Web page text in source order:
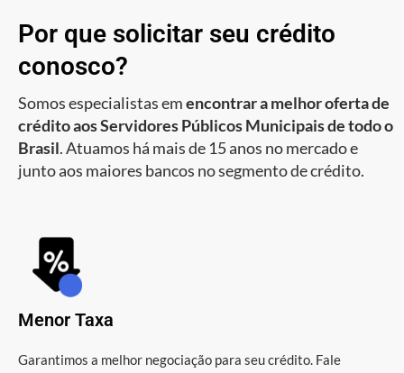
Por que solicitar seu crédito
conosco?
Somos especialistas emencontrar a melhor oferta de
crédito aos Servidores Públicos Municipais de todo o
Brasil. Atuamos há mais de 15 anos no mercado e
junto aos maiores bancos no segmento de crédito.
Menor Taxa
Garantimos a melhor negociação para seu crédito. Fale